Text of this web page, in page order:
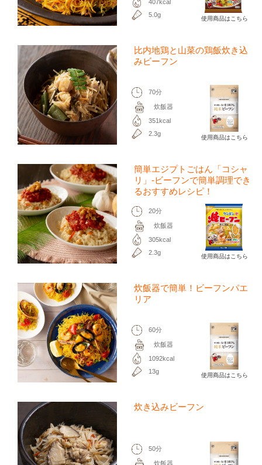
407kcal
5.0g
使用商品はこちら
比内地鶏と山菜の鶏飯炊き込
みビーフン
70分
炊飯器
351kcal
2.3g
使用商品はこちら
簡単エジプトごはん「コシャ
リ」-ビーフンで簡単調理でき
るおすすめレシピ！
20分
炊飯器
305kcal
2.3g
使用商品はこちら
炊飯器で簡単！ビーフンパエ
リア
60分
炊飯器
1092kcal
13g
使用商品はこちら
炊き込みビーフン
50分
炊飯器